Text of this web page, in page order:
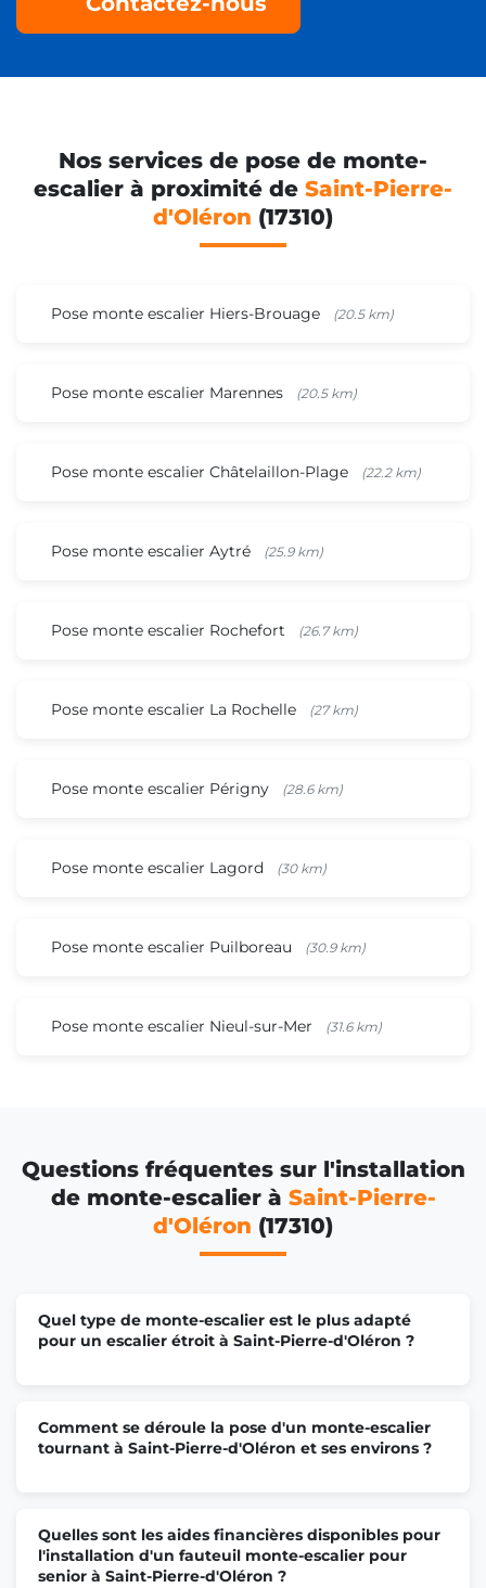
Nos services de pose de monte-
escalier à proximité de Saint-Pierre-
d'Oléron (17310)
Pose monte escalier Hiers-Brouage (20.5 km)
Pose monte escalier Marennes (20.5 km)
Pose monte escalier Châtelaillon-Plage (22.2 km)
Pose monte escalier Aytré (25.9 km)
Pose monte escalier Rochefort (26.7 km)
Pose monte escalier La Rochelle (27 km)
Pose monte escalier Périgny (28.6 km)
Pose monte escalier Lagord (30 km)
Pose monte escalier Puilboreau (30.9 km)
Pose monte escalier Nieul-sur-Mer (31.6 km)
Questions fréquentes sur l'installation
de monte-escalier à Saint-Pierre-
d'Oléron (17310)
Quel type de monte-escalier est le plus adapté
pour un escalier étroit à Saint-Pierre-d'Oléron ?
Comment se déroule la pose d'un monte-escalier
tournant à Saint-Pierre-d'Oléron et ses environs ?
Quelles sont les aides financières disponibles pour
l'installation d'un fauteuil monte-escalier pour
senior à Saint-Pierre-d'Oléron ?